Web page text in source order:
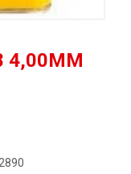
4,00MM